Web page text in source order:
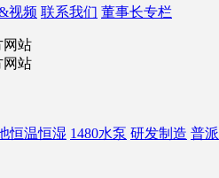
视频 联系我们 董事长专栏
恒温恒湿 1480水泵 研发制造 普